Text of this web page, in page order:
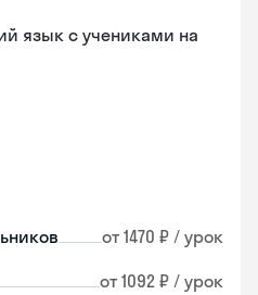
язык с учениками на
от 1470 ₽ / урок
от 1092 ₽ / урок